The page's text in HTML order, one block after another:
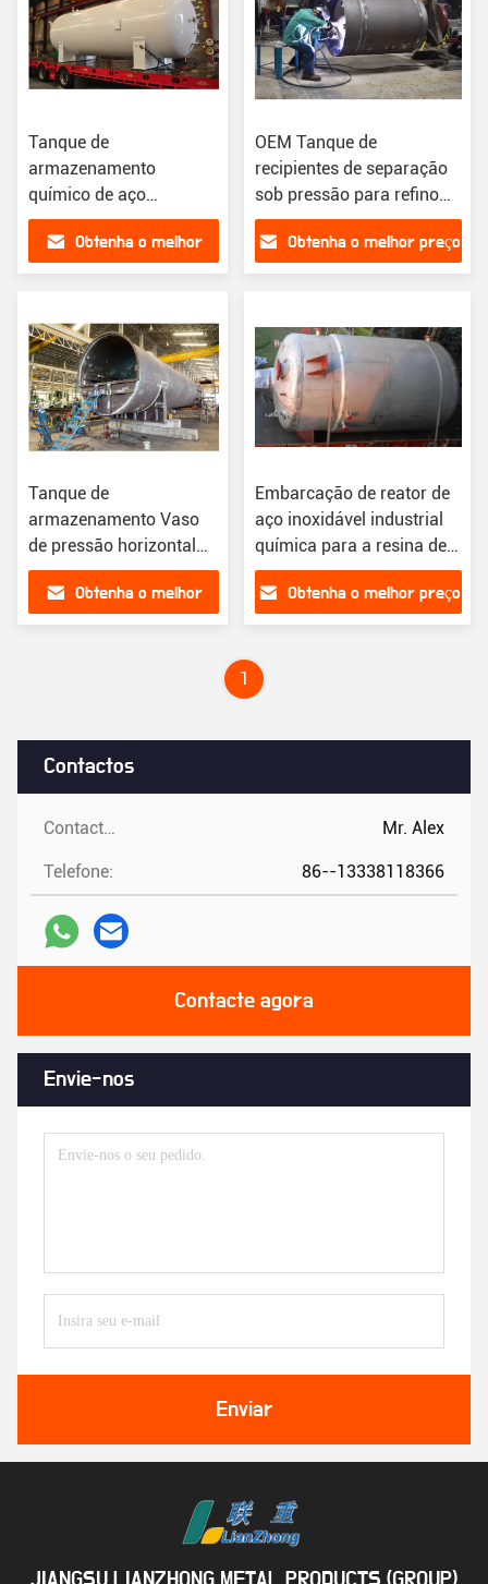
Contactos
Contactos: Mr. Alex
Telefone: 86--13338118366
Contacte agora
Envie-nos
Enviar
Tanque de
armazenamento
químico de aço
inoxidável industrial do
tanque de
armazenamento do
inoxidável
Obtenha o melhor
OEM Tanque de
recipientes de separação
sob pressão para refino
petroquímico
Obtenha o melhor preço
Tanque de
armazenamento Vaso
de pressão horizontal
Tanque de balas de GLP
Obtenha o melhor
Embarcação de reator de
aço inoxidável industrial
química para a resina de
mistura
Obtenha o melhor preço
1
JIANGSU LIANZHONG METAL PRODUCTS (GROUP)